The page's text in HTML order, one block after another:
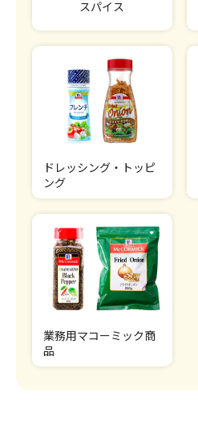
スパイス
ドレッシング・トッピ
ング
業務用マコーミック商
品